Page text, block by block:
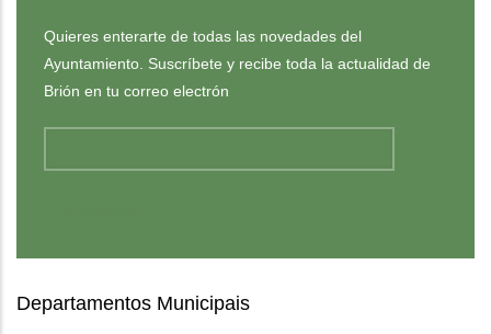
Quieres enterarte de todas las novedades del
Ayuntamiento. Suscríbete y recibe toda la actualidad de
Brión en tu correo electrón
Departamentos Municipais